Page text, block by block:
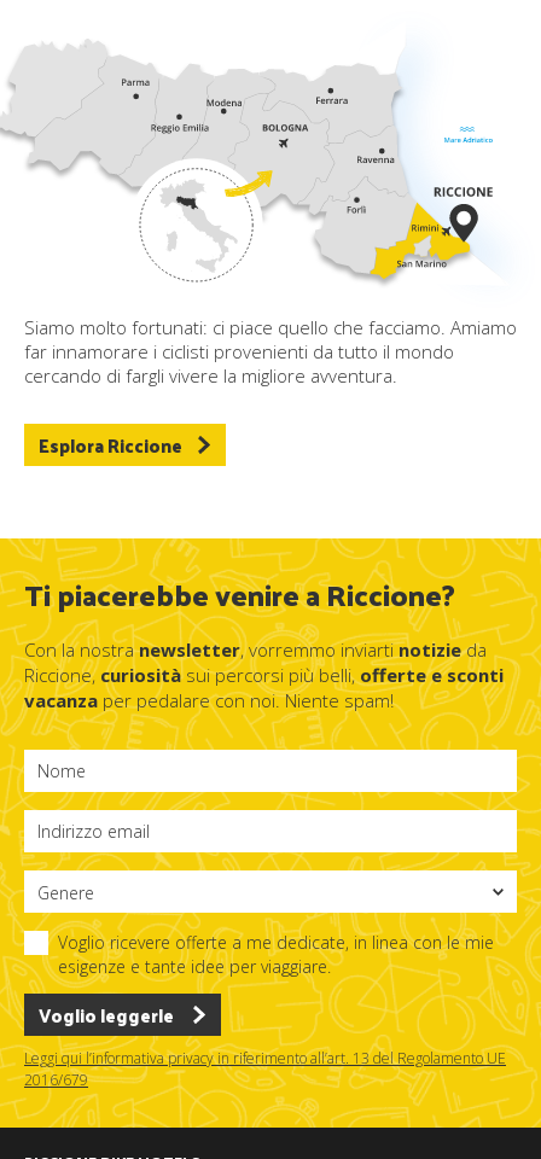
Siamo molto fortunati: ci piace quello che facciamo. Amiamo
far innamorare i ciclisti provenienti da tutto il mondo
cercando di fargli vivere la migliore avventura.
Esplora Riccione
Ti piacerebbe venire a Riccione?
Con la nostranewsletter, vorremmo inviartinotizieda
Riccione,curiositàsui percorsi più belli, offerte e sconti
vacanza per pedalare con noi. Niente spam!
Voglio leggerle
Voglio ricevere offerte a me dedicate, in linea con le mie
esigenze e tante idee per viaggiare.
Leggi qui l’informativa privacy in riferimento all’art. 13 del Regolamento UE
2016/679